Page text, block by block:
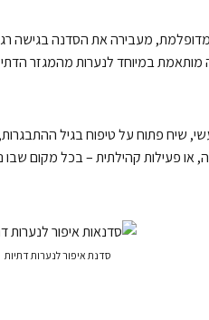
מעבירה את הסדנה בגישה
במיוחד לנערות מהמגזר הדתי
שיח פתוח על טיפוח בגיל
או פעילות קהילתית – בכל מקום שבו
סדנת איפור לנערות דתיות